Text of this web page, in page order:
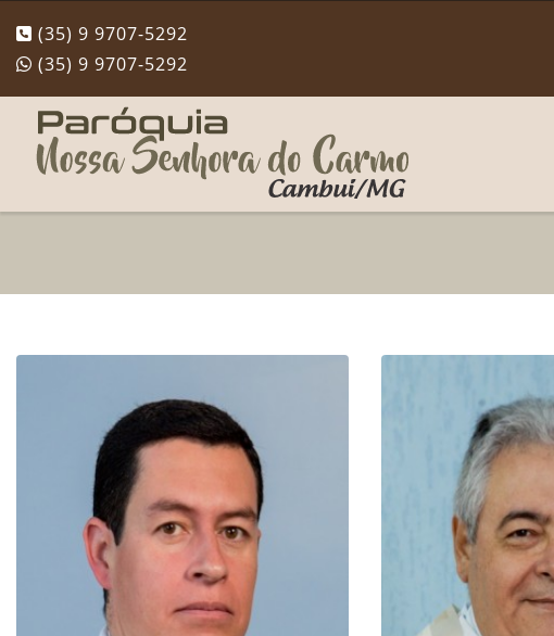
(35) 9 9707-5292
(35) 9 9707-5292